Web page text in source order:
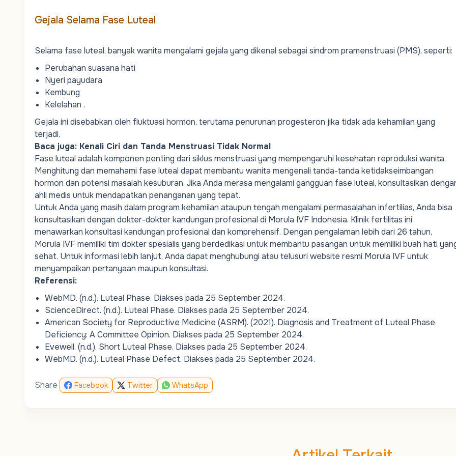
Gejala Selama Fase Luteal
Selama fase luteal, banyak wanita mengalami gejala yang dikenal sebagai sindrom pramenstruasi (PMS), seperti:
Perubahan suasana hati
Nyeri payudara
Kembung
Kelelahan .
Gejala ini disebabkan oleh fluktuasi hormon, terutama penurunan progesteron jika tidak ada kehamilan yang
terjadi.
Baca juga: Kenali Ciri dan Tanda Menstruasi Tidak Normal
Fase luteal adalah komponen penting dari siklus menstruasi yang mempengaruhi kesehatan reproduksi wanita.
Menghitung dan memahami fase luteal dapat membantu wanita mengenali tanda-tanda ketidakseimbangan
hormon dan potensi masalah kesuburan. Jika Anda merasa mengalami gangguan fase luteal, konsultasikan
ahli medis untuk mendapatkan penanganan yang tepat.
Untuk Anda yang masih dalam program kehamilan ataupun tengah mengalami permasalahan infertilias, Anda bisa
konsultasikan dengan dokter-dokter kandungan profesional di Morula IVF Indonesia. Klinik fertilitas ini
menawarkan konsultasi kandungan profesional dan komprehensif. Dengan pengalaman lebih dari 26 tahun,
Morula IVF memiliki tim dokter spesialis yang berdedikasi untuk membantu pasangan untuk memiliki buah hati
sehat. Untuk informasi lebih lanjut, Anda dapat menghubungi atau telusuri website resmi Morula IVF untuk
menyampaikan pertanyaan maupun konsultasi.
Referensi:
WebMD. (n.d.). Luteal Phase. Diakses pada 25 September 2024.
ScienceDirect. (n.d.). Luteal Phase. Diakses pada 25 September 2024.
American Society for Reproductive Medicine (ASRM). (2021). Diagnosis and Treatment of Luteal Phase
Deficiency: A Committee Opinion. Diakses pada 25 September 2024.
Evewell. (n.d.). Short Luteal Phase. Diakses pada 25 September 2024.
WebMD. (n.d.). Luteal Phase Defect. Diakses pada 25 September 2024.
Share Facebook Twitter WhatsApp